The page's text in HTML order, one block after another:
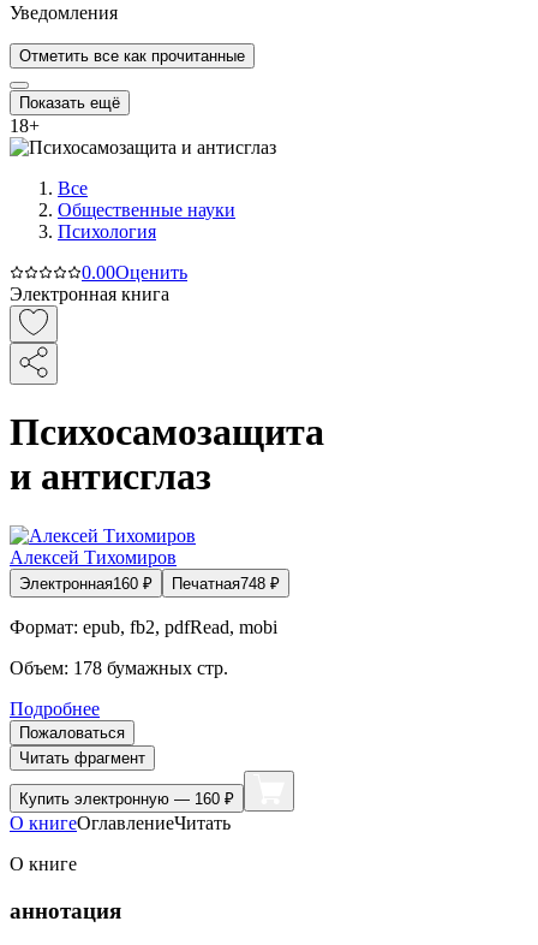
Уведомления
Отметить все как прочитанные
Показать ещё
18+
Все
Общественные науки
Психология
0.00Оценить
Электронная книга
Психосамозащита
и антисглаз
Алексей Тихомиров
Электронная160 ₽ Печатная748 ₽
Формат: epub, fb2, pdfRead, mobi
Объем: 178 бумажных стр.
Подробнее
Пожаловаться
Читать фрагмент
Купить электронную — 160 ₽
О книгеОглавлениеЧитать
О книге
аннотация